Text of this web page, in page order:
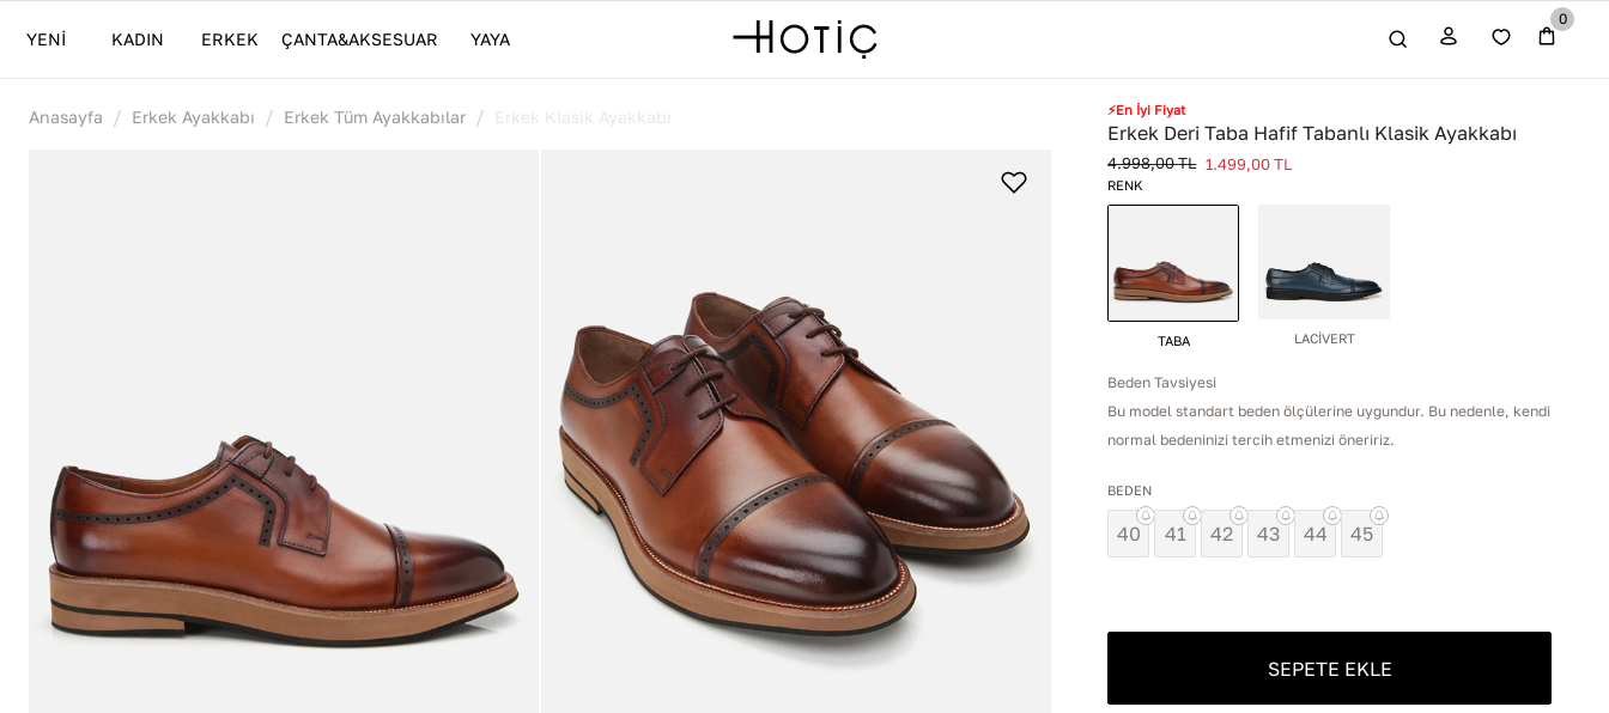
YENİ KADIN ERKEK ÇANTA&AKSESUAR YAYA
0
Anasayfa / Erkek Ayakkabı / Erkek Tüm Ayakkabılar / Erkek Klasik Ayakkabı ⚡En İyi Fiyat
Erkek Deri Taba Hafif Tabanlı Klasik Ayakkabı
4.998,00TL 1.499,00 TL
RENK
TABA LACİVERT
Beden Tavsiyesi
Bu model standart beden ölçülerine uygundur. Bu nedenle, kendi
normal bedeninizi tercih etmenizi öneririz.
BEDEN
40 41 42 43 44 45
SEPETE EKLE